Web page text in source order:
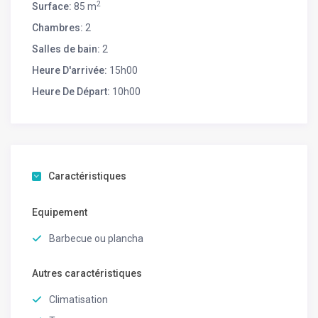
Surface: 85 m2
Chambres: 2
Salles de bain: 2
Heure D'arrivée: 15h00
Heure De Départ: 10h00
Caractéristiques
Equipement
Barbecue ou plancha
Autres caractéristiques
Climatisation